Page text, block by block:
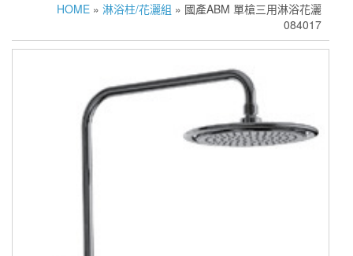
HOME » 淋浴柱/花灑組 » 國產ABM 單槍三用淋浴花灑
084017